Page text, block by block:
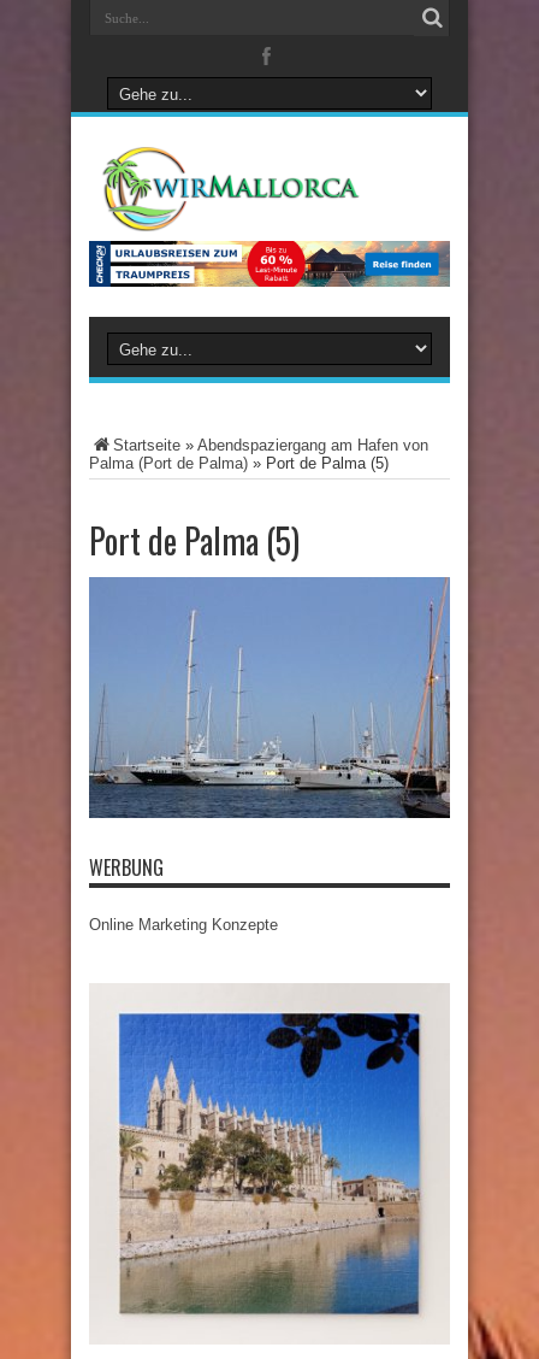
Startseite » Abendspaziergang am Hafen von
Palma (Port de Palma) » Port de Palma (5)
Port de Palma (5)
WERBUNG
Online Marketing Konzepte